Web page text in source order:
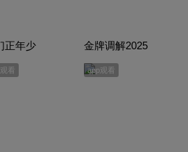
正年少 金牌调解2025
看 app观看